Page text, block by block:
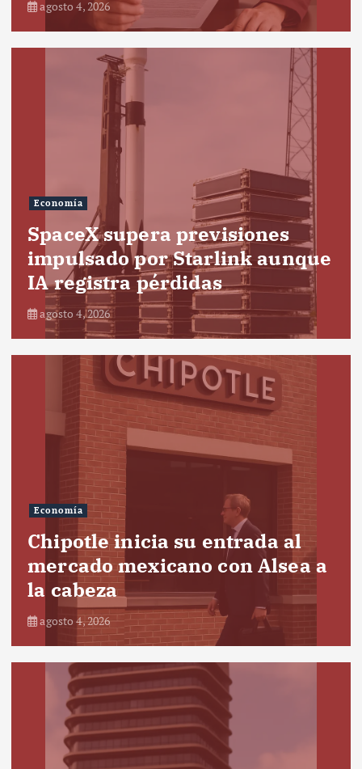
agosto 4, 2026
Economía
SpaceX supera previsiones
impulsado por Starlink aunque
IA registra pérdidas
agosto 4, 2026
Economía
Chipotle inicia su entrada al
mercado mexicano con Alsea a
la cabeza
agosto 4, 2026